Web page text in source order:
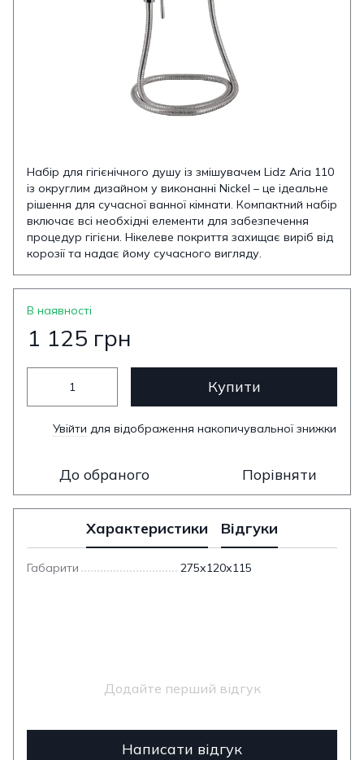
Набір для гігієнічного душу із змішувачем Lidz Aria 110
із округлим дизайном у виконанні Nickel – це ідеальне
рішення для сучасної ванної кімнати. Компактний набір
включає всі необхідні елементи для забезпечення
процедур гігієни. Нікелеве покриття захищає виріб від
корозії та надає йому сучасного вигляду.
В наявності
1 125 грн
Купити
Увійти для відображення накопичувальної знижки
До обраного Порівняти
Характеристики Відгуки
Габарити 275х120х115
Додайте перший відгук
Написати відгук